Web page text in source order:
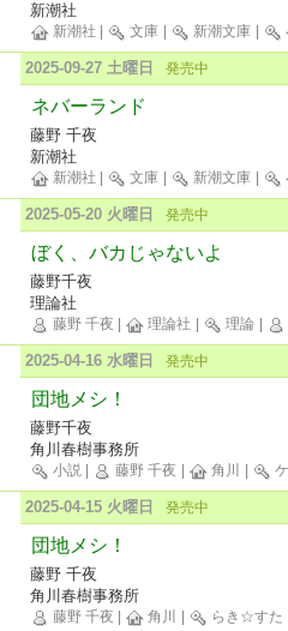
新潮社
新潮社 文庫 新潮文庫
2025-09-27 土曜日 発売中
ネバーランド
藤野 千夜
新潮社
新潮社 文庫 新潮文庫
2025-05-20 火曜日 発売中
ぼく、バカじゃないよ
藤野千夜
理論社
藤野 千夜 理論社 理論
2025-04-16 水曜日 発売中
団地メシ！
藤野千夜
角川春樹事務所
小説 藤野 千夜 角川
2025-04-15 火曜日 発売中
団地メシ！
藤野 千夜
角川春樹事務所
藤野 千夜 角川 らき☆すた